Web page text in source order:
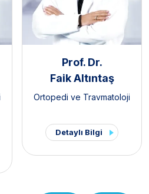
Prof. Dr.
Faik Altıntaş
Ortopedi ve Travmatoloji
Detaylı Bilgi